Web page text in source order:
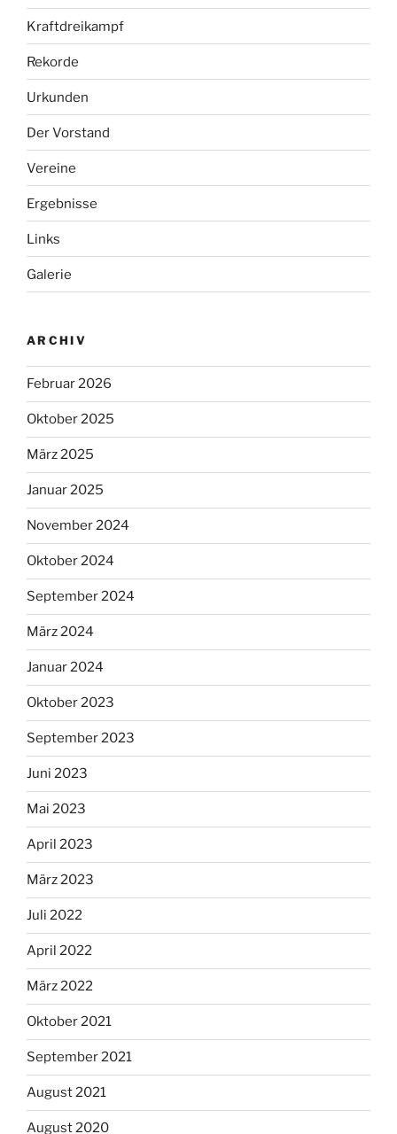
Kraftdreikampf
Rekorde
Urkunden
Der Vorstand
Vereine
Ergebnisse
Links
Galerie
ARCHIV
Februar 2026
Oktober 2025
März 2025
Januar 2025
November 2024
Oktober 2024
September 2024
März 2024
Januar 2024
Oktober 2023
September 2023
Juni 2023
Mai 2023
April 2023
März 2023
Juli 2022
April 2022
März 2022
Oktober 2021
September 2021
August 2021
August 2020